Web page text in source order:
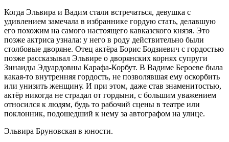
Когда Эльвира и Вадим стали встречаться, девушка с
удивлением замечала в избраннике гордую стать, делавшую
его похожим на самого настоящего кавказского князя. Это
позже актриса узнала: у него в роду действительно были
столбовые дворяне. Отец актёра Борис Бодзиевич с гордостью
позже рассказывал Эльвире о дворянских корнях супруги
Зинаиды Эдуардовны Карафа-Корбут. В Вадиме Бероеве была
какая-то внутренняя гордость, не позволявшая ему оскорбить
или унизить женщину. И при этом, даже став знаменитостью,
актёр никогда не страдал от гордыни, с большим уважением
относился к людям, будь то рабочий сцены в театре или
поклонник, подошедший к нему за автографом на улице.
Эльвира Бруновская в юности.